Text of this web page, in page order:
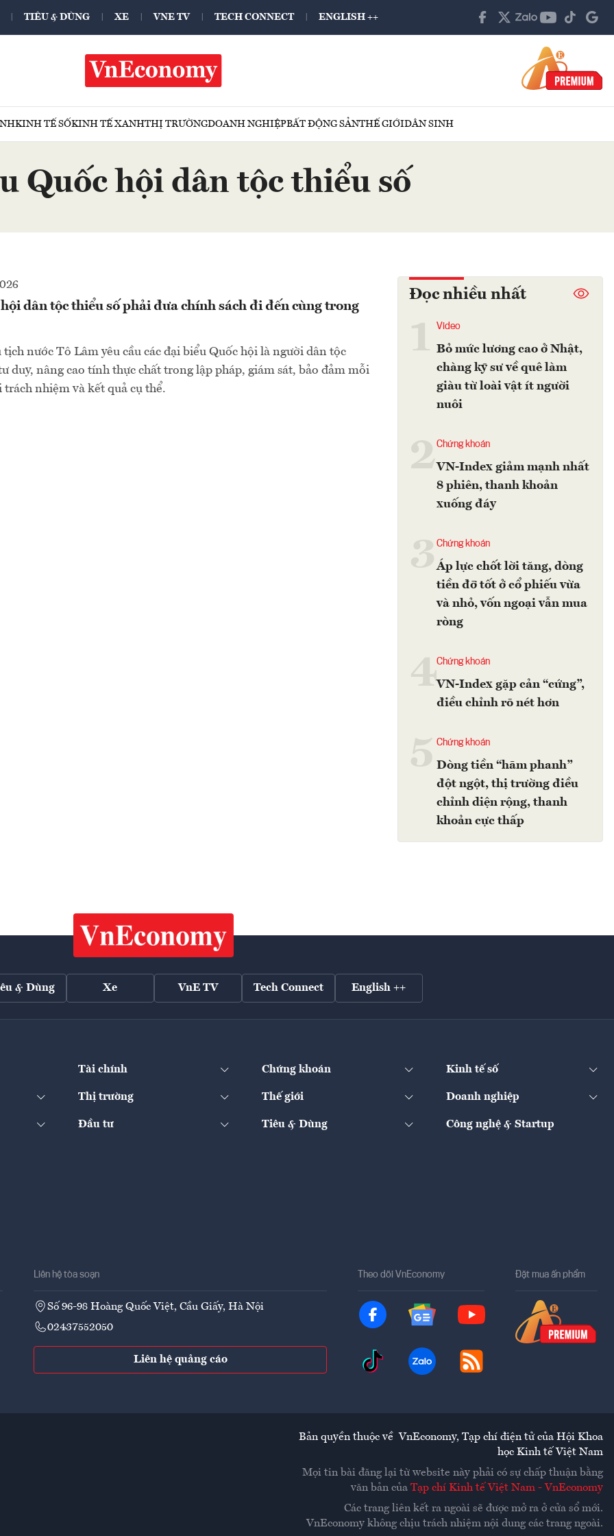
TIÊU & DÙNG XE VNE TV TECH CONNECT ENGLISH ++
KINH TẾ SỐKINH TẾ XANHTHỊ TRƯỜNGDOANH NGHIỆPBẤT ĐỘNG SẢNTHẾ GIỚIDÂN SINH
Quốc hội dân tộc thiểu số
dân tộc thiểu số phải đưa chính sách đi đến cùng trong
nước Tô Lâm yêu cầu các đại biểu Quốc hội là người dân tộc
duy, nâng cao tính thực chất trong lập pháp, giám sát, bảo đảm mỗi
nhiệm và kết quả cụ thể.
Đọc nhiều nhất
Video
Bỏ mức lương cao ở Nhật,
chàng kỹ sư về quê làm
giàu từ loài vật ít người
nuôi
2Chứng khoán
VN-Index giảm mạnh nhất
8 phiên, thanh khoản
xuống đáy
Chứng khoán
Áp lực chốt lời tăng, dòng
tiền đỡ tốt ở cổ phiếu vừa
và nhỏ, vốn ngoại vẫn mua
ròng
4Chứng khoán
VN-Index gặp cản “cứng”,
điều chỉnh rõ nét hơn
Chứng khoán
Dòng tiền “hãm phanh”
đột ngột, thị trường điều
chỉnh diện rộng, thanh
khoản cực thấp
& Dùng Xe VnE TV Tech Connect English ++
Tài chính Chứng khoán Kinh tế số
Thị trường Thế giới Doanh nghiệp
Đầu tư Tiêu & Dùng Công nghệ & Startup
Liên hệ tòa soạn
Số 96-98 Hoàng Quốc Việt, Cầu Giấy, Hà Nội
02437552050
Liên hệ quảng cáo
Theo dõi VnEconomy Đặt mua ấn phẩm
Bản quyền thuộc về VnEconomy, Tạp chí điện tử của Hội Khoa
học Kinh tế Việt Nam
Mọi tin bài đăng lại từ website này phải có sự chấp thuận bằng
văn bản của Tạp chí Kinh tế Việt Nam - VnEconomy
Các trang liên kết ra ngoài sẽ được mở ra ở cửa sổ mới.
VnEconomy không chịu trách nhiệm nội dung các trang ngoài.